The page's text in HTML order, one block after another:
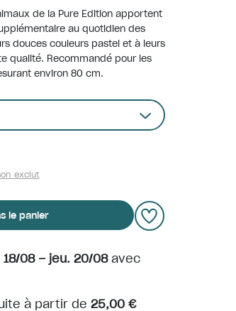
de la Pure Edition apportent
au quotidien des
douces couleurs pastel et à leurs
qualité. Recommandé pour les
environ 80 cm.
exclut
le panier
18/08 – jeu. 20/08avec
à partir de 25,00 €